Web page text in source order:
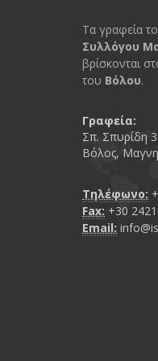
Τα γραφεία
Συλλόγου
βρίσκονται
του Βόλου.
Γραφεία:
Σπ. Σπυρίδη
Βόλος,
Τηλέφωνο:
Fax: +30
Email: